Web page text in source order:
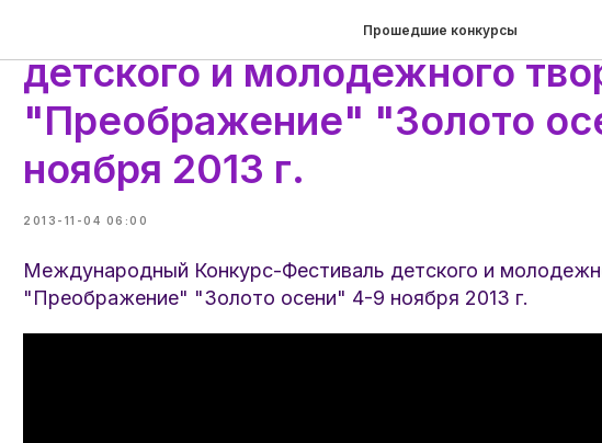
Прошедшие конкурсы
Международный Конкурс-
детского и молодежного
"Преображение" "Золото
ноября 2013 г.
2013-11-04 06:00
Международный Конкурс-Фестиваль детского и
"Преображение" "Золото осени" 4-9 ноября 2013 г.